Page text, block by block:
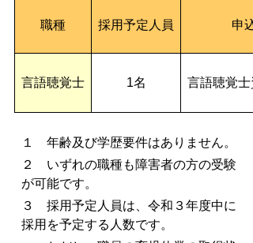
職種 採用予定人員 申
言語聴覚士 1名 言語聴覚士
１ 年齢及び学歴要件はありません。
２ いずれの職種も障害者の方の受験
が可能です。
３ 採用予定人員は、令和３年度中に
採用を予定する人数です。